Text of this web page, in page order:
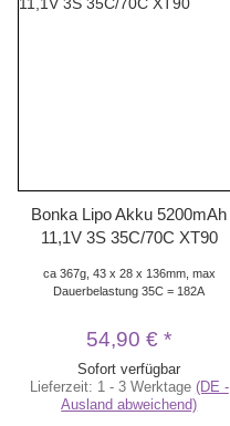
Bonka Lipo Akku 5200mAh
11,1V 3S 35C/70C XT90
ca 367g, 43 x 28 x 136mm, max
Dauerbelastung 35C = 182A
54,90 €*
Sofort verfügbar
Lieferzeit: 1 - 3 Werktage (DE -
Ausland abweichend)